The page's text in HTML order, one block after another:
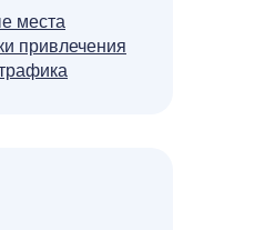
места
привлечения